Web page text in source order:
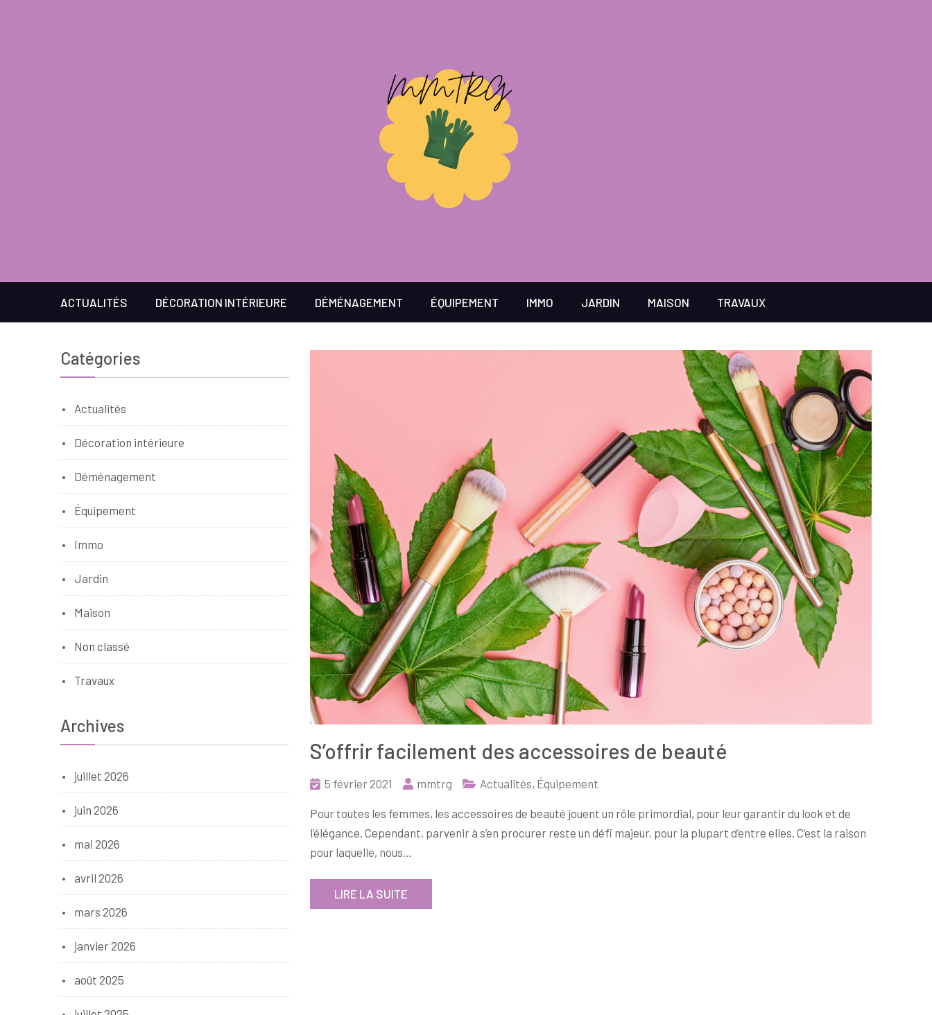
ACTUALITÉS DÉCORATION INTÉRIEURE DÉMÉNAGEMENT ÉQUIPEMENT IMMO JARDIN MAISON TRAVAUX
S’offrir facilement des accessoires de beauté
5 février 2021 mmtrg Actualités, Équipement
Pour toutes les femmes, les accessoires de beauté jouent un rôle primordial, pour leur garantir du look et de
l’élégance. Cependant, parvenir à s’en procurer reste un défi majeur, pour la plupart d’entre elles. C’est la raison
pour laquelle, nous…
LIRE LA SUITE
Catégories
Actualités
Décoration intérieure
Déménagement
Équipement
Immo
Jardin
Maison
Non classé
Travaux
Archives
juillet 2026
juin 2026
mai 2026
avril 2026
mars 2026
janvier 2026
août 2025